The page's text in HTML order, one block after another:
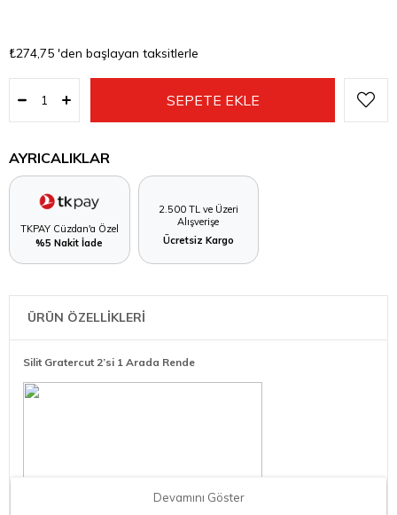
₺274,75 'den başlayan taksitlerle
AYRICALIKLAR
TKPAY Cüzdan'a Özel
%5 Nakit İade
2.500 TL ve Üzeri
Alışverişe
Ücretsiz Kargo
ÜRÜN ÖZELLİKLERİ
Silit Gratercut 2’si 1 Arada Rende
Devamını Göster